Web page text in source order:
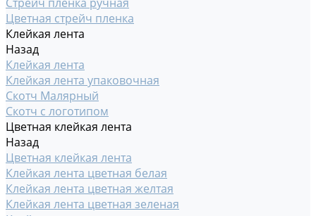
Цветная стрейч пленка
Клейкая лента
Назад
Клейкая лента
Клейкая лента упаковочная
Скотч Малярный
Скотч с логотипом
Цветная клейкая лента
Назад
Цветная клейкая лента
Клейкая лента цветная белая
Клейкая лента цветная желтая
Клейкая лента цветная зеленая